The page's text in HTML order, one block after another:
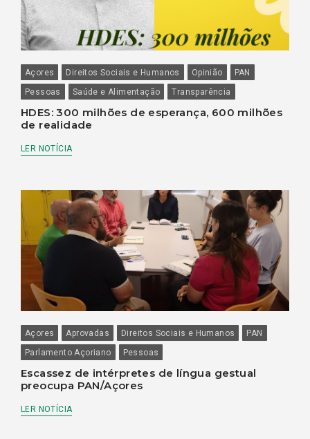
Açores Direitos Sociais e Humanos Opinião
PAN
Pessoas
Saúde e Alimentação Transparência
HDES: 300 milhões de esperança, 600 milhões
de realidade
LER NOTÍCIA
Açores Aprovadas Direitos Sociais e Humanos
PAN
Parlamento Açoriano
Pessoas
Escassez de intérpretes de língua gestual
preocupa PAN/Açores
LER NOTÍCIA